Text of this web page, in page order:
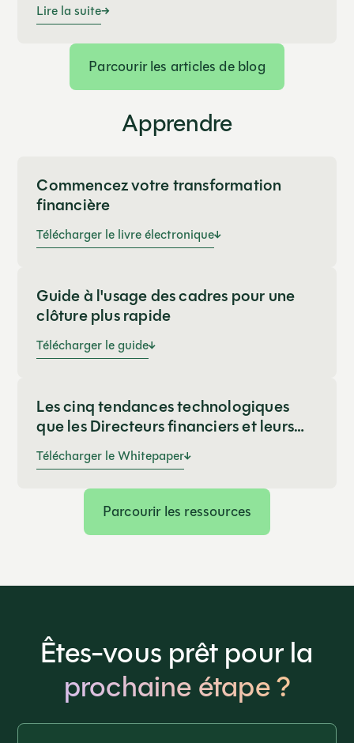
Apprendre
Commencez votre transformation
financière
Télécharger le livre électronique
Guide à l'usage des cadres pour une
clôture plus rapide
Télécharger le guide
Lire la suite
Les cinq tendances technologiques
que les Directeurs financiers et leurs
équipes doivent connaître
Télécharger le Whitepaper
Parcourir les articles de blog
Parcourir les ressources
Êtes-vous prêt pour la
prochaine étape ?